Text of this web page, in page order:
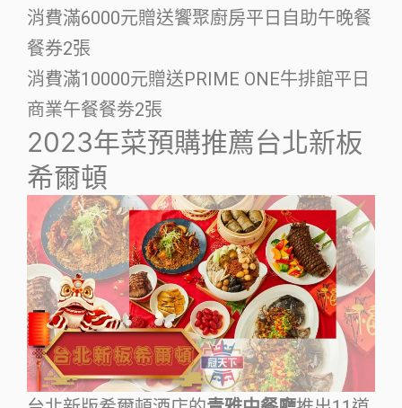
消費滿6000元贈送饗聚廚房平日自助午晚餐
餐券2張
消費滿10000元贈送PRIME ONE牛排館平日
商業午餐餐劵2張
2023年菜預購推薦台北新板
希爾頓